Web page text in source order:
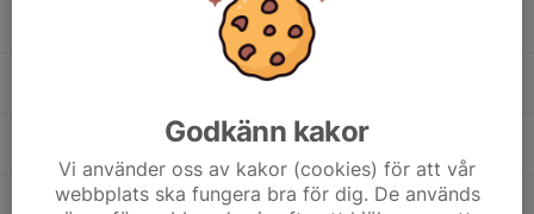
Melker Anglesjö
Noel Baranterjus
Godkänn kakor
Vi använder oss av kakor (cookies) för att vår
webbplats ska fungera bra för dig. De används